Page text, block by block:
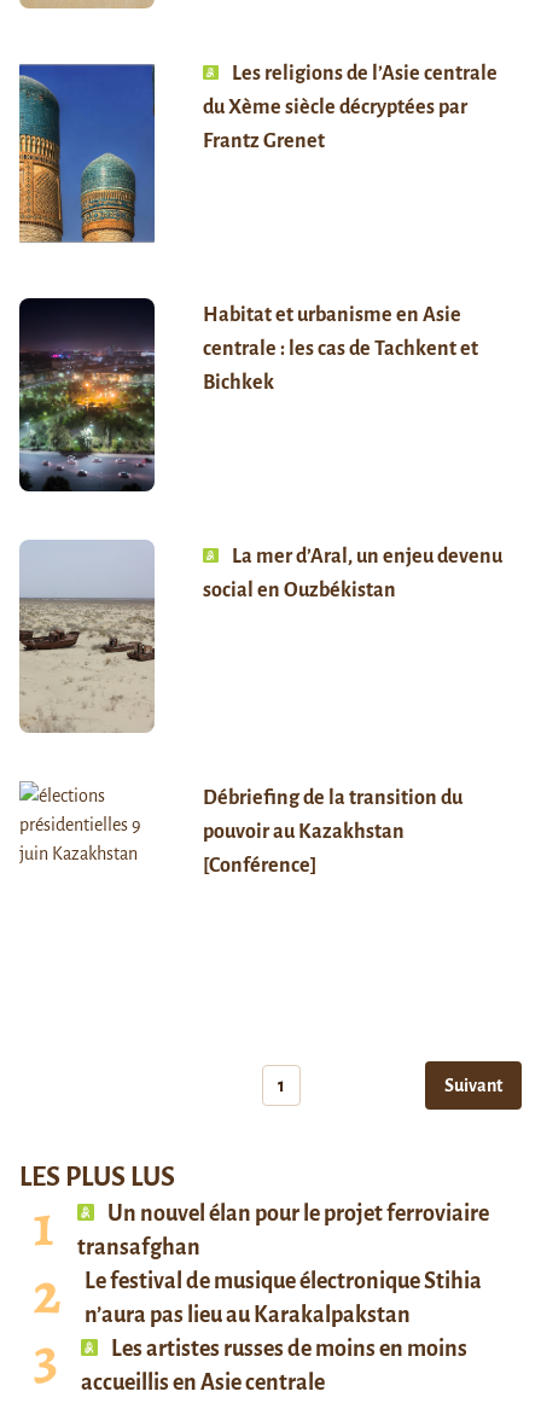
Les religions de l’Asie centrale
du Xème siècle décryptées par
Frantz Grenet
Habitat et urbanisme en Asie
centrale : les cas de Tachkent et
Bichkek
La mer d’Aral, un enjeu devenu
social en Ouzbékistan
Débriefing de la transition du
pouvoir au Kazakhstan
[Conférence]
1 Suivant
LES PLUS LUS
Un nouvel élan pour le projet ferroviaire
transafghan
Le festival de musique électronique Stihia
n’aura pas lieu au Karakalpakstan
Les artistes russes de moins en moins
accueillis en Asie centrale